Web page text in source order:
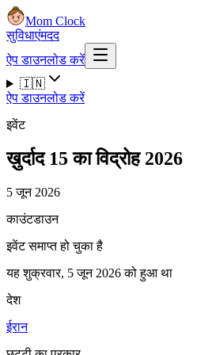
Mom Clock
सुविधाएंमदद
ऐप डाउनलोड करें
🇮🇳
ऐप डाउनलोड करें
इवेंट
ख़ुर्दाद 15 का विद्रोह 2026
5 जून 2026
काउंटडाउन
इवेंट समाप्त हो चुका है
यह शुक्रवार, 5 जून 2026 को हुआ था
देश
ईरान